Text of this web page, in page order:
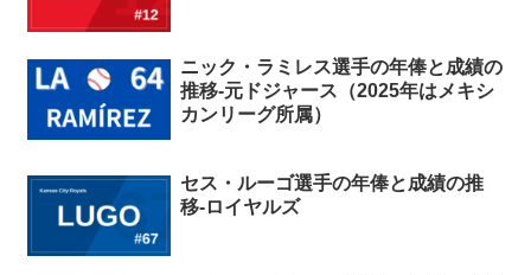
ニック・ラミレス選手の年俸と成績の
推移-元ドジャース（2025年はメキシ
カンリーグ所属）
セス・ルーゴ選手の年俸と成績の推
移-ロイヤルズ